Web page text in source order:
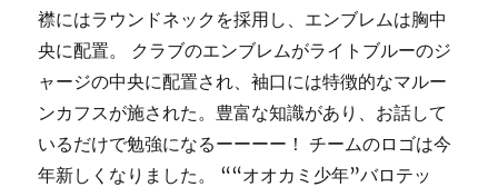
襟にはラウンドネックを採用し、エンブレムは胸中
央に配置。 クラブのエンブレムがライトブルーのジ
ャージの中央に配置され、袖口には特徴的なマルー
ンカフスが施された。豊富な知識があり、お話して
いるだけで勉強になるーーーー！ チームのロゴは今
年新しくなりました。 ““オオカミ少年”バロテッ